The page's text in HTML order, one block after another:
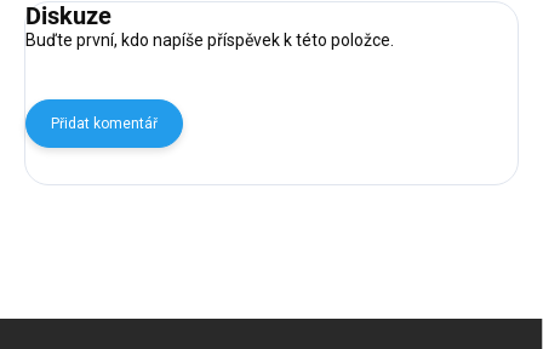
Diskuze
Buďte první, kdo napíše příspěvek k této položce.
Přidat komentář